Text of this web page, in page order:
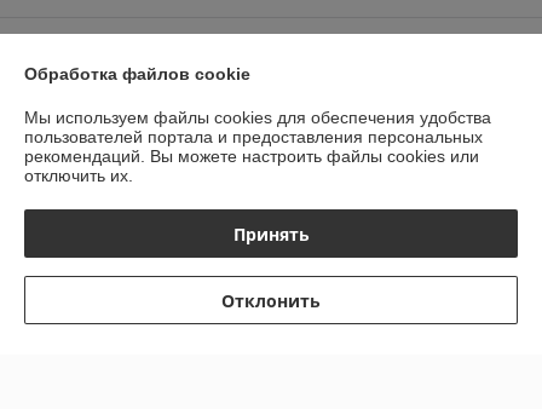
Политика обработки cookies
Сайт создан на платформе Deal.by
Обработка файлов cookie
Мы используем файлы cookies для обеспечения удобства
пользователей портала и предоставления персональных
рекомендаций. Вы можете настроить файлы cookies или
отключить их.
Принять
Отклонить